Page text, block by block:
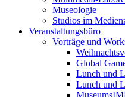
Museologie
Studios im
Veranstaltungsbüro
Vorträge und
Global
Lunch und
Lunch und